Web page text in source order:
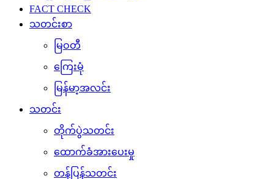
FACT CHECK
သတင်းစာ
မြဝတီ
ကြေးမုံ
မြန်မာ့အလင်း
သတင်း
တိုက်ပွဲသတင်း
ထောက်ခံအားပေးမှု
တန်ပြန်သတင်း